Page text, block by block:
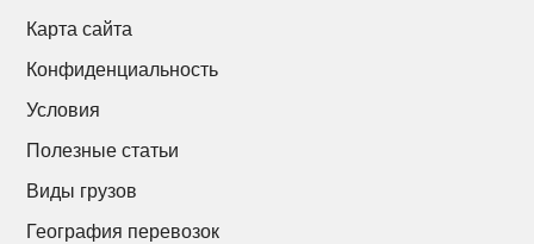
Карта сайта
Конфиденциальность
Условия
Полезные статьи
Виды грузов
География перевозок